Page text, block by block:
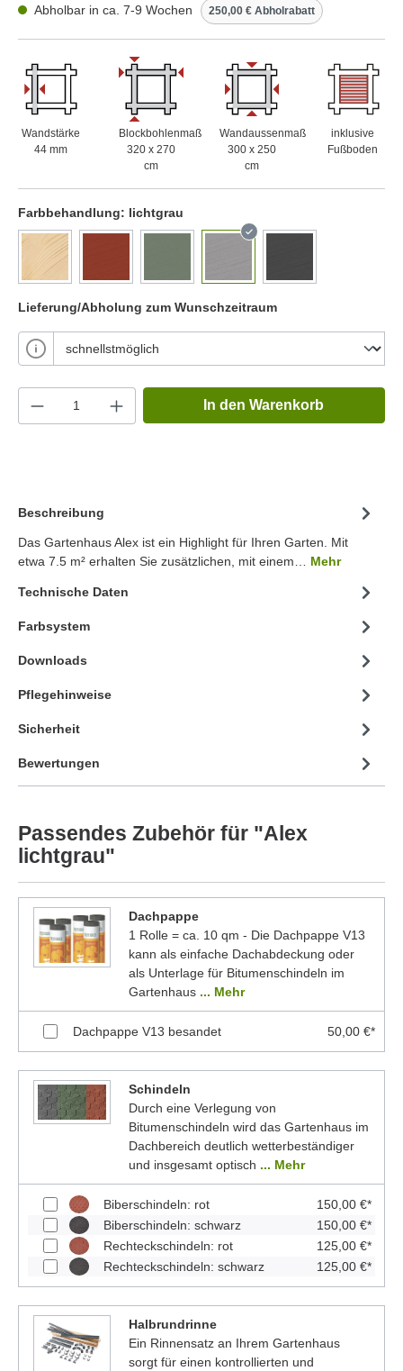
Abholbar in ca. 7-9 Wochen
250,00 € Abholrabatt
Wandstärke
44 mm
Blockbohlenmaß
320 x 270
cm
Wandaussenmaß
300 x 250
cm
inklusive
Fußboden
Farbbehandlung: lichtgrau
Lieferung/Abholung zum Wunschzeitraum
In den Warenkorb
Beschreibung
Das Gartenhaus Alex ist ein Highlight für Ihren Garten. Mit
etwa 7.5 m² erhalten Sie zusätzlichen, mit einem… Mehr
Technische Daten
Farbsystem
Downloads
Pflegehinweise
Sicherheit
Bewertungen
Passendes Zubehör für "Alex
lichtgrau"
Dachpappe
1 Rolle = ca. 10 qm - Die Dachpappe V13
kann als einfache Dachabdeckung oder
als Unterlage für Bitumenschindeln im
Gartenhaus ... Mehr
Dachpappe V13 besandet 50,00 €*
Schindeln
Durch eine Verlegung von
Bitumenschindeln wird das Gartenhaus im
Dachbereich deutlich wetterbeständiger
und insgesamt optisch ... Mehr
Biberschindeln: rot
150,00 €*
Biberschindeln: schwarz
150,00 €*
Rechteckschindeln: rot
125,00 €*
Rechteckschindeln: schwarz
125,00 €*
Halbrundrinne
Ein Rinnensatz an Ihrem Gartenhaus
sorgt für einen kontrollierten und